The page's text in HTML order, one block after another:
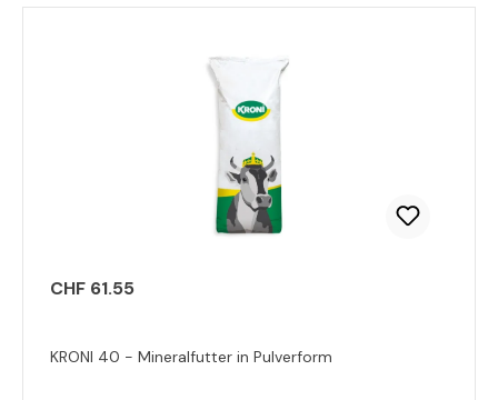
CHF 61.55
KRONI 40 - Mineralfutter in Pulverform